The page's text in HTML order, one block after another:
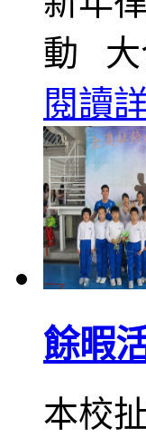
動 大
閱讀
餘暇
本校